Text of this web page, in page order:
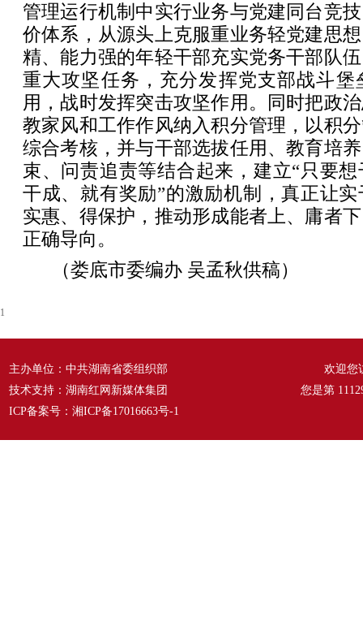
管理运行机制中实行业务与党建同台竞
价体系，从源头上克服重业务轻党建思
精、能力强的年轻干部充实党务干部队
重大攻坚任务，充分发挥党支部战斗堡
用，战时发挥突击攻坚作用。同时把政
教家风和工作作风纳入积分管理，以积
综合考核，并与干部选拔任用、教育培
束、问责追责等结合起来，建立“只要
干成、就有奖励”的激励机制，真正让
实惠、得保护，推动形成能者上、庸者
正确导向。
（娄底市委编办 吴孟秋供稿）
1
主办单位：中共湖南省委组织部
技术支持：湖南红网新媒体集团
ICP备案号： 湘ICP备17016663号-1
欢迎您
您是第